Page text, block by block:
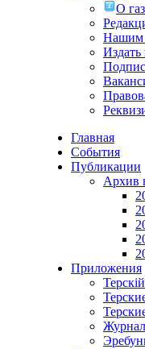
О
Нашим
Издать
Главная
События
Публикации
Архив
Приложения